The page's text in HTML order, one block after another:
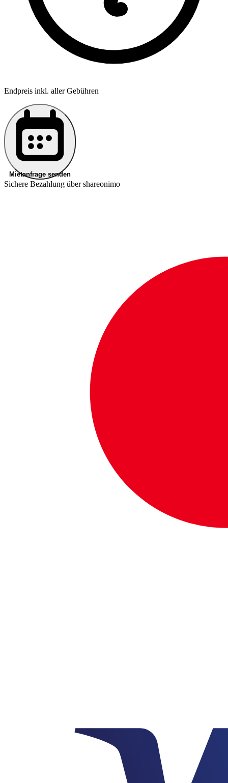
Endpreis inkl. aller Gebühren
Mietanfrage senden
Sichere Bezahlung über shareonimo